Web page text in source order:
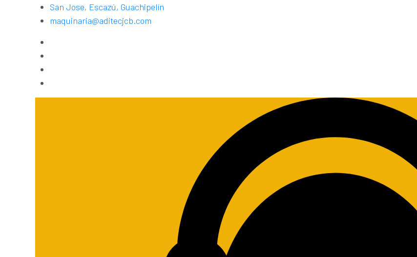
San Jose, Escazú, Guachipelín
maquinaria@aditecjcb.com